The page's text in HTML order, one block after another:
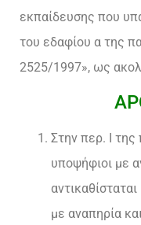
εκπαίδευσης που
του εδαφίου α της
2525/1997», ως
Στην περ. Ι
υποψήφιοι με
με αναπηρία